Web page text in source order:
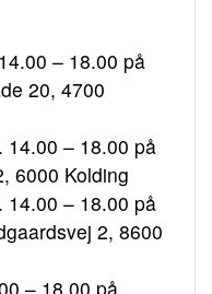
– 18.00 på
20, 4700
14.00 – 18.00 på
6000 Kolding
14.00 – 18.00 på
2, 8600
– 18.00 på